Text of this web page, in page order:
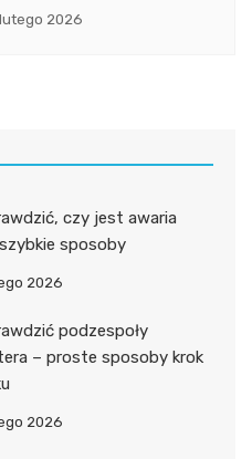
2026
czy jest awaria
sposoby
2026
podzespoły
– proste sposoby krok
2026